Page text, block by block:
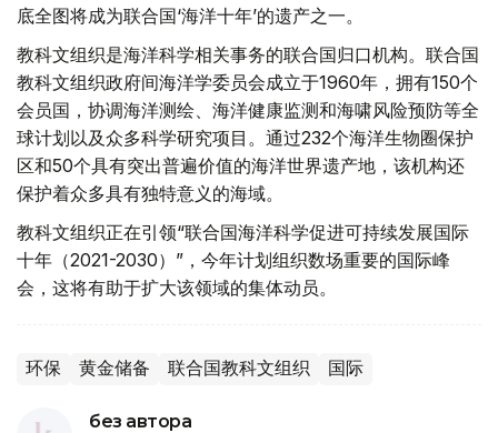
底全图将成为联合国‘海洋十年’的遗产之一。
教科文组织是海洋科学相关事务的联合国归口机构。联合国
教科文组织政府间海洋学委员会成立于1960年，拥有150个
会员国，协调海洋测绘、海洋健康监测和海啸风险预防等全
球计划以及众多科学研究项目。通过232个海洋生物圈保护
区和50个具有突出普遍价值的海洋世界遗产地，该机构还
保护着众多具有独特意义的海域。
教科文组织正在引领“联合国海洋科学促进可持续发展国际
十年（2021-2030）”，今年计划组织数场重要的国际峰
会，这将有助于扩大该领域的集体动员。
环保 黄金储备 联合国教科文组织 国际
без автора